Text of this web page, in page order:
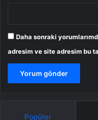
Daha sonraki
adresim ve site adresim bu
Popüler